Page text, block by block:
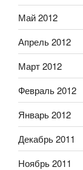
Май 2012
Апрель 2012
Март 2012
Февраль 2012
Январь 2012
Декабрь 2011
Ноябрь 2011